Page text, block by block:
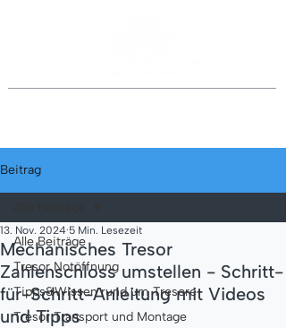
Beitrag
Alle Beiträge
Tresor Notöffnung
Tipps&Wissen rund um Tresore
Tresor Transport und Montage
Mechanisches Tresor
Zahlenschloss umstellen - Schritt-
für-Schritt-Anleitung mit Videos
und Tipps
13. Nov. 2024 5 Min. Lesezeit